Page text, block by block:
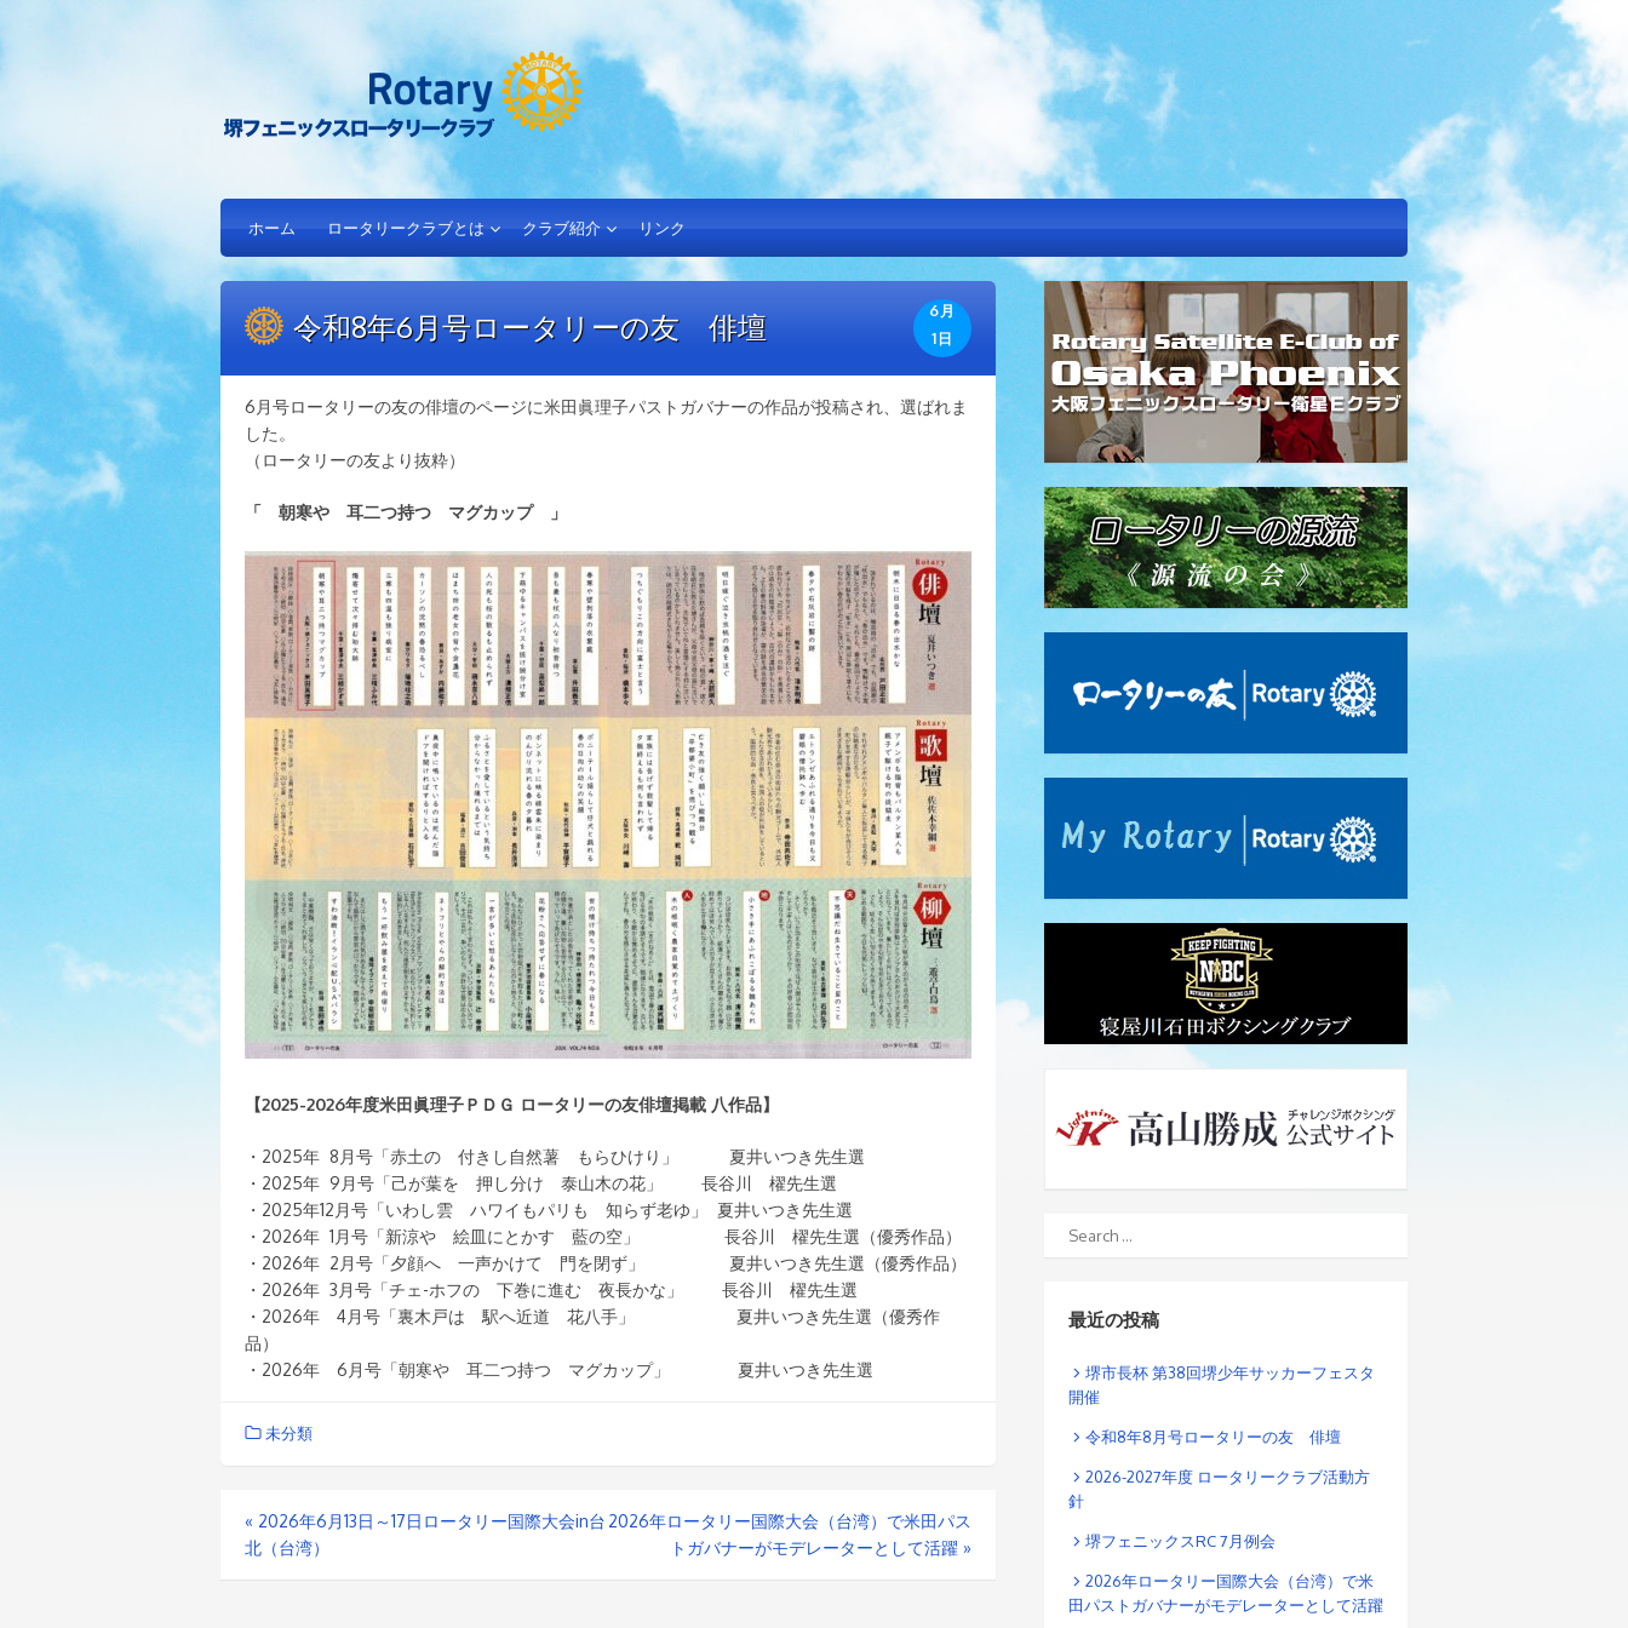
ホーム ロータリークラブとは クラブ紹介 リンク
6月
1日
令和8年6月号ロータリーの友 俳壇
6月号ロータリーの友の俳壇のページに米田眞理子パストガバナーの作品が投稿され、選ばれま
した。
（ロータリーの友より抜粋）
「 朝寒や 耳二つ持つ マグカップ 」
【2025-2026年度米田眞理子ＰＤＧ ロータリーの友俳壇掲載 八作品】
・2025年 8月号「赤土の 付きし自然薯 もらひけり」 夏井いつき先生選
・2025年 9月号「己が葉を 押し分け 泰山木の花」 長谷川 櫂先生選
・2025年12月号「いわし雲 ハワイもパリも 知らず老ゆ」 夏井いつき先生選
・2026年 1月号「新涼や 絵皿にとかす 藍の空」 長谷川 櫂先生選（優秀作品）
・2026年 2月号「夕顔へ 一声かけて 門を閉ず」 夏井いつき先生選（優秀作品）
・2026年 3月号「チェ-ホフの 下巻に進む 夜長かな」 長谷川 櫂先生選
・2026年 4月号「裏木戸は 駅へ近道 花八手」 夏井いつき先生選（優秀作
品）
・2026年 6月号「朝寒や 耳二つ持つ マグカップ」 夏井いつき先生選
未分類
« 2026年6月13日～17日ロータリー国際大会in台
北（台湾）
2026年ロータリー国際大会（台湾）で米田パス
トガバナーがモデレーターとして活躍 »
最近の投稿
堺市長杯 第38回堺少年サッカーフェスタ
開催
令和8年8月号ロータリーの友 俳壇
2026-2027年度 ロータリークラブ活動方
針
堺フェニックスRC 7月例会
2026年ロータリー国際大会（台湾）で米
田パストガバナーがモデレーターとして活躍